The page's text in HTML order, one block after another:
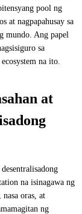
pool ng
at nagpapahusay sa
mundo. Ang papel
sa
na ito.
at
na isinagawa ng
oras, at
ng